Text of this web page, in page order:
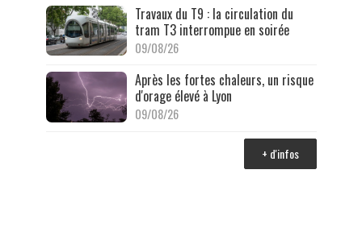
Travaux du T9 : la circulation du
tram T3 interrompue en soirée
09/08/26
Après les fortes chaleurs, un risque
d'orage élevé à Lyon
09/08/26
+ d'infos